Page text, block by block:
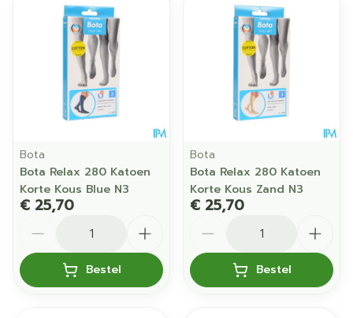
Bota
Bota Relax 280 Katoen
Korte Kous Blue N3
€ 25,70
Bestel
Bota
Bota Relax 280 Katoen
Korte Kous Zand N3
€ 25,70
Bestel